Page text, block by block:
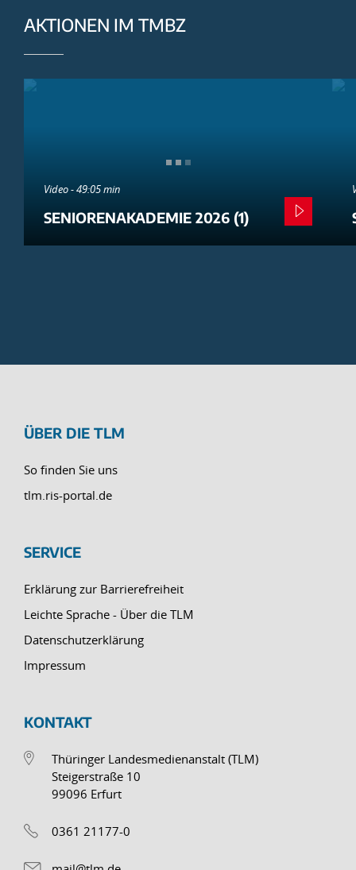
AKTIONEN IM TMBZ
Video - 49:05 min
SENIORENAKADEMIE 2026 (1)
ÜBER DIE TLM
So finden Sie uns
tlm.ris-portal.de
SERVICE
Erklärung zur Barrierefreiheit
Leichte Sprache - Über die TLM
Datenschutzerklärung
Impressum
KONTAKT
Thüringer Landesmedienanstalt (TLM)
Steigerstraße 10
99096 Erfurt
0361 21177-0